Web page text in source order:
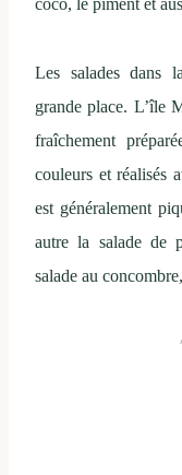
Les salades dans
grande place. L’île
fraîchement
couleurs et réalisés
est généralement
autre la salade de
salade au